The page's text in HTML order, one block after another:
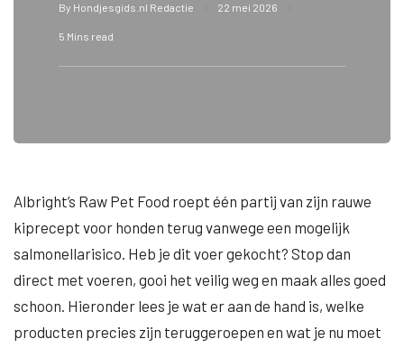
By Hondjesgids.nl Redactie 22 mei 2026
5 Mins read
Albright’s Raw Pet Food roept één partij van zijn rauwe
kiprecept voor honden terug vanwege een mogelijk
salmonellarisico. Heb je dit voer gekocht? Stop dan
direct met voeren, gooi het veilig weg en maak alles goed
schoon. Hieronder lees je wat er aan de hand is, welke
producten precies zijn teruggeroepen en wat je nu moet